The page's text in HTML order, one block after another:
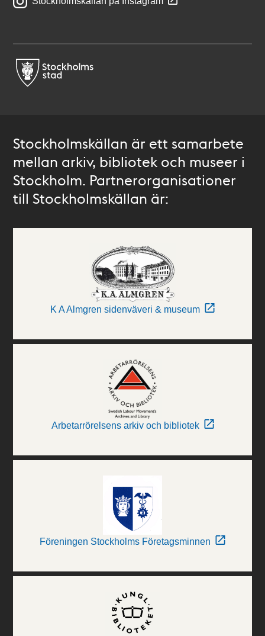
Stockholmskällan är ett samarbete
mellan arkiv, bibliotek och museer i
Stockholm. Partnerorganisationer
till Stockholmskällan är:
K A Almgren sidenväveri & museum
Arbetarrörelsens arkiv och bibliotek
Föreningen Stockholms Företagsminnen